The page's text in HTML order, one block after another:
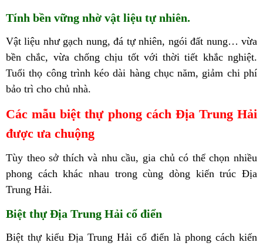
Tính bền vững nhờ vật liệu tự nhiên.
Vật liệu như gạch nung, đá tự nhiên, ngói đất nung… vừa
bền chắc, vừa chống chịu tốt với thời tiết khắc nghiệt.
Tuổi thọ công trình kéo dài hàng chục năm, giảm chi phí
bảo trì cho chủ nhà.
Các mẫu biệt thự phong cách Địa Trung Hải
được ưa chuộng
Tùy theo sở thích và nhu cầu, gia chủ có thể chọn nhiều
phong cách khác nhau trong cùng dòng kiến trúc Địa
Trung Hải.
Biệt thự Địa Trung Hải cổ điển
Biệt thự kiểu Địa Trung Hải cổ điển là phong cách kiến